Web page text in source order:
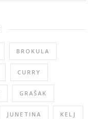
BROKULA
CURRY
GRAŠAK
JUNETINA KELJ